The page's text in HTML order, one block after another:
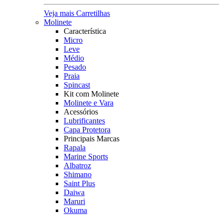
Veja mais Carretilhas
Molinete
Característica
Micro
Leve
Médio
Pesado
Praia
Spincast
Kit com Molinete
Molinete e Vara
Acessórios
Lubrificantes
Capa Protetora
Principais Marcas
Rapala
Marine Sports
Albatroz
Shimano
Saint Plus
Daiwa
Maruri
Okuma